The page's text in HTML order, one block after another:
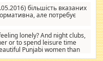
дати їм шанс. Кожен
влада не зможе, вони
багато суми, і зрілість
іншого. Не чекайте і не
ви хочете подати, і ми
зв'яжіться з нами
Вам потрібні термінові
більшість вказаних
але потребує
lonely? And night clubs,
or to spend leisure time
Punjabi women than
guys feel like 5 star luxury